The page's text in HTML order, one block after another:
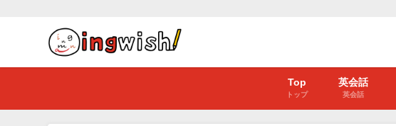
Top
トップ
英会話
英会話